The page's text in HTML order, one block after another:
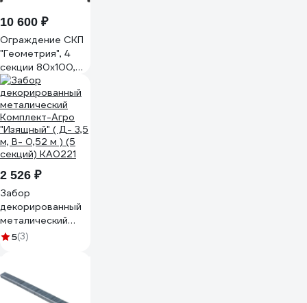
10 600 ₽
Ограждение СКП
"Геометрия", 4
секции 80х100,
2х2 см ГО-003
2 526 ₽
Забор
декорированный
металический
Комплект-Агро
секций) KA0221
5(3)